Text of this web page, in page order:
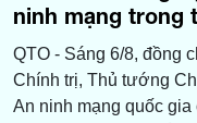
ninh mạng trong
QTO - Sáng 6/8, đồng
Chính trị, Thủ tướng
An ninh mạng quốc